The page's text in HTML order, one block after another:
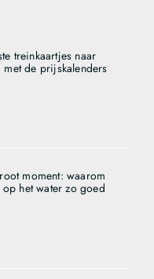
treinkaartjes naar
de prijskalenders
moment: waarom
het water zo goed